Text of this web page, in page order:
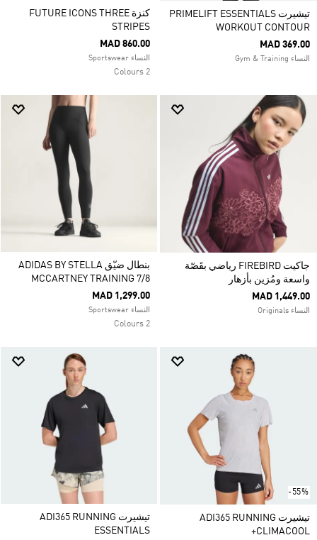
تيشيرت PRIMELIFT ESSENTIALS
WORKOUT CONTOUR
MAD 369.00
النساء Gym & Training
كنزة FUTURE ICONS THREE
STRIPES
MAD 860.00
النساء Sportswear
2 Colours
جاكيت FIREBIRD رياضي بقَصّة
واسعة ومُزين بأزهار
MAD 1,449.00
النساء Originals
بنطال ضيّق ADIDAS BY STELLA
MCCARTNEY TRAINING 7/8
MAD 1,299.00
النساء Sportswear
2 Colours
-55%
تيشيرت ADI365 RUNNING
CLIMACOOL+
تيشيرت ADI365 RUNNING
ESSENTIALS